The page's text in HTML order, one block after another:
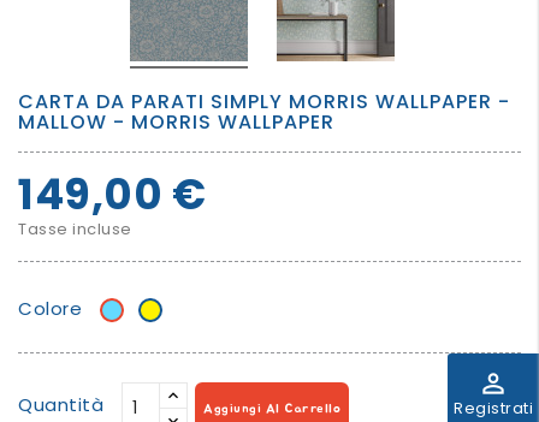
perm_identity
Registrati
CARTA DA PARATI SIMPLY MORRIS WALLPAPER -
MALLOW - MORRIS WALLPAPER
149,00 €
Tasse incluse
Colore Azzurro
Giallo
Quantità Aggiungi Al Carrello